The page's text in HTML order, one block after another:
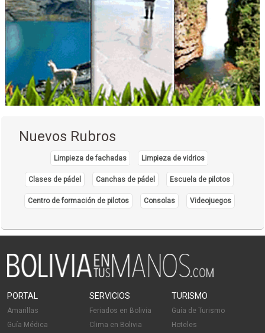
Medicina Estética
Médico estético
Medicina Capilar
Médicos Neurocirujanos
Neurocirugía
Nuevos Rubros
Limpieza de fachadas Limpieza de vidrios
Clases de pádel Canchas de pádel Escuela de pilotos
Centro de formación de pilotos Consolas Videojuegos
PORTAL
Amarillas
Guía Médica
SERVICIOS
Feriados en Bolivia
Clima en Bolivia
TURISMO
Guía de Turismo
Hoteles